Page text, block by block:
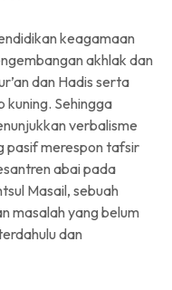
keagamaan
akhlak dan
dan Hadis serta
Sehingga
verbalisme
pasif merespon tafsir
abai pada
Masail, sebuah
masalah yang belum
dan